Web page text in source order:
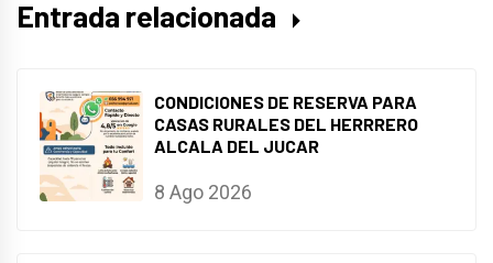
Entrada relacionada
CONDICIONES DE RESERVA PARA
CASAS RURALES DEL HERRRERO
ALCALA DEL JUCAR
8 Ago 2026